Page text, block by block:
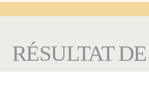
RÉSULTAT